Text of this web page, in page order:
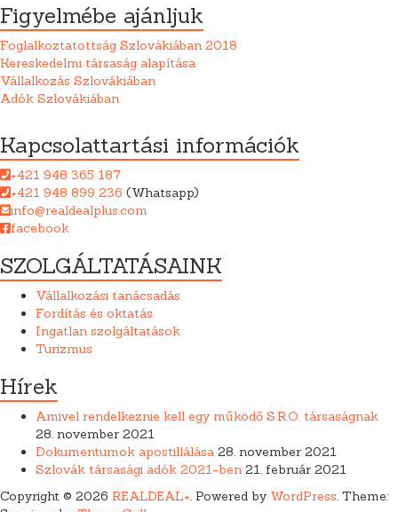
Figyelmébe ajánljuk
Foglalkoztatottság Szlovákiában 2018
Kereskedelmi társaság alapítása
Vállalkozás Szlovákiában
Adók Szlovákiában
Kapcsolattartási információk
+421 948 365 187
+421 948 899 236 (Whatsapp)
info@realdealplus.com
facebook
SZOLGÁLTATÁSAINK
Vállalkozási tanácsadás
Fordítás és oktatás
Ingatlan szolgáltatások
Turizmus
Hírek
Amivel rendelkeznie kell egy működő S.R.O. társaságnak
28. november 2021
Dokumentumok apostillálása 28. november 2021
Szlovák társasági adók 2021-ben 21. február 2021
Copyright © 2026 REALDEAL+. Powered by WordPress. Theme: